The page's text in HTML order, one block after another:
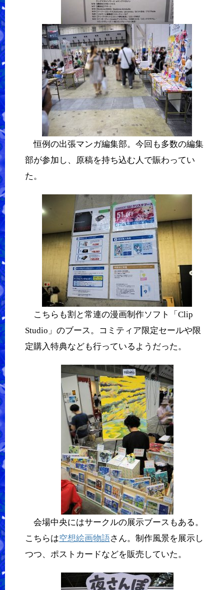
恒例の出張マンガ編集部。今回も多数の編集
部が参加し、原稿を持ち込む人で賑わってい
た。
こちらも割と常連の漫画制作ソフト「Clip
Studio」のブース。コミティア限定セールや限
定購入特典なども行っているようだった。
会場中央にはサークルの展示ブースもある。
こちらは空想絵画物語さん。制作風景を展示し
つつ、ポストカードなどを販売していた。